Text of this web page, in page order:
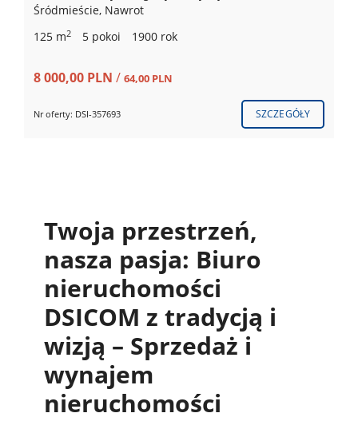
Śródmieście, Nawrot
125 m2 5 pokoi 1900 rok
8 000,00 PLN / 64,00 PLN
Nr oferty: DSI-357693 SZCZEGÓŁY
Twoja przestrzeń,
nasza pasja: Biuro
nieruchomości
DSICOM z tradycją i
wizją – Sprzedaż i
wynajem
nieruchomości